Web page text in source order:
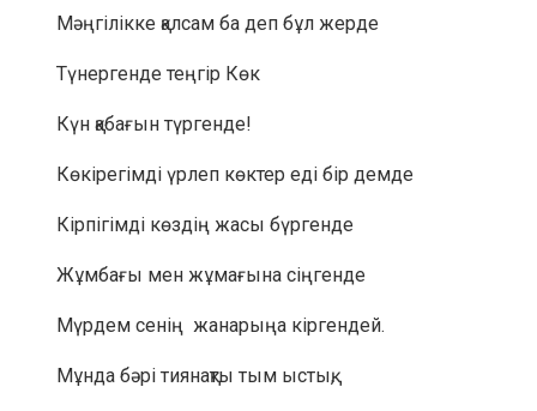
Мәңгілікке қалсам ба деп бұл жерде
Түнергенде теңгір Көк
Күн қабағын түргенде!
Көкірегімді үрлеп көктер еді бір демде
Кірпігімді көздің жасы бүргенде
Жұмбағы мен жұмағына сіңгенде
Мүрдем сенің жанарыңа кіргендей.
Мұнда бәрі тиянақты тым ыстық,